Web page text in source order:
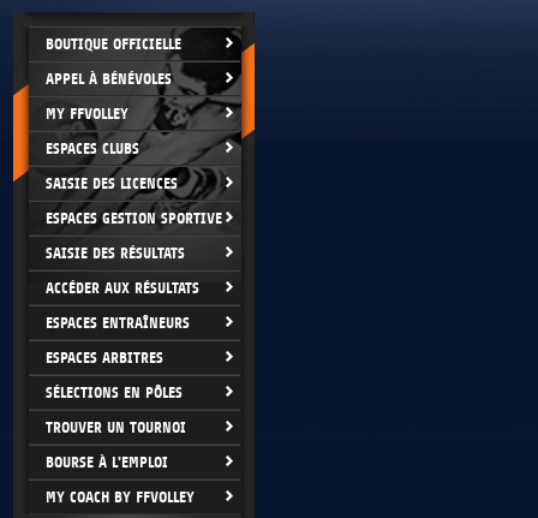
BOUTIQUE OFFICIELLE
APPEL À BÉNÉVOLES
MY FFVOLLEY
ESPACES CLUBS
SAISIE DES LICENCES
ESPACES GESTION SPORTIVE
SAISIE DES RÉSULTATS
ACCÉDER AUX RÉSULTATS
ESPACES ENTRAÎNEURS
ESPACES ARBITRES
SÉLECTIONS EN PÔLES
TROUVER UN TOURNOI
BOURSE À L'EMPLOI
MY COACH BY FFVOLLEY